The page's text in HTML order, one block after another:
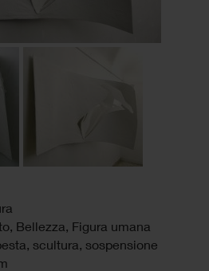
Bellezza, Figura umana
scultura sospensione